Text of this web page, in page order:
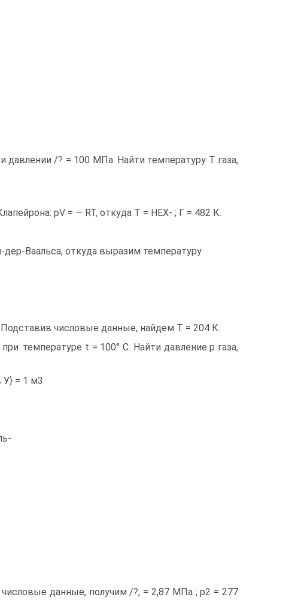
давлении /? = 100 МПа. Найти температуру Т газа,
pV = — RT, откуда Т = HEX- ; Г = 482 К.
Ваальса, откуда выразим температуру
числовые данные, найдем Т = 204 К.
.температуре t = 100° С. Найти давление р газа,
У} = 1 м3
данные, получим /?, = 2,87 МПа ; р2 = 277